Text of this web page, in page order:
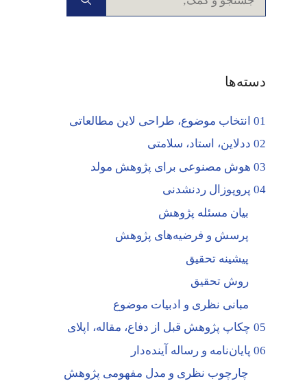
برای:
دسته‌ها
01 انتخاب موضوع، طراحی لاین مطالعاتی
02 ددلاین، استاد، سلامتی
03 هوش مصنوعی برای پژوهش مولد
04 پروپوزال ردنشدنی
بیان مسئله پژوهش
پرسش و فرضیه‌های پژوهش
پیشینه تحقیق
روش تحقیق
مبانی نظری و ادبیات موضوع
05 چکاپ پژوهش قبل از دفاع، مقاله، اپلای
06 پایان‌نامه و رساله آینده‌دار
چارچوب نظری و مدل مفهومی پژوهش